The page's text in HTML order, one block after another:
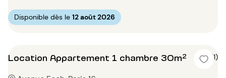
Disponible dès le 12 août 2026
Location Appartement 1 chambre 30m² 4 (1)